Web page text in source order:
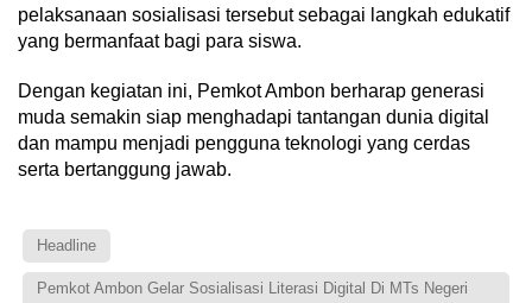
pelaksanaan sosialisasi tersebut sebagai langkah edukatif
yang bermanfaat bagi para siswa.
Dengan kegiatan ini, Pemkot Ambon berharap generasi
muda semakin siap menghadapi tantangan dunia digital
dan mampu menjadi pengguna teknologi yang cerdas
serta bertanggung jawab.
Headline
Pemkot Ambon Gelar Sosialisasi Literasi Digital Di MTs Negeri